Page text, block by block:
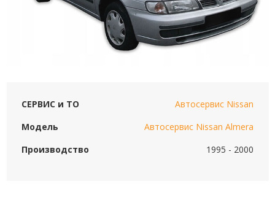
СЕРВИС и ТО
Автосервис Nissan
Модель
Автосервис Nissan Almera
Производство
1995 - 2000